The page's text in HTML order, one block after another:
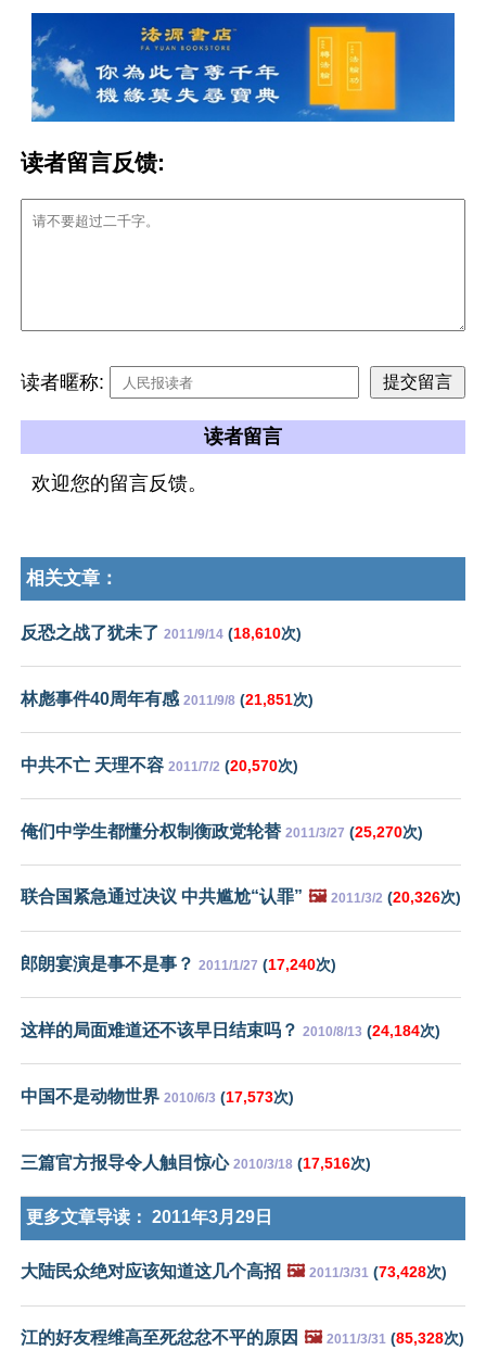
读者留言反馈:
读者暱称:
读者留言
欢迎您的留言反馈。
相关文章：
反恐之战了犹未了 2011/9/14 (18,610次)
林彪事件40周年有感 2011/9/8 (21,851次)
中共不亡 天理不容 2011/7/2 (20,570次)
俺们中学生都懂分权制衡政党轮替 2011/3/27 (25,270次)
联合国紧急通过决议 中共尴尬“认罪” 🖼️ 2011/3/2 (20,326次)
郎朗宴演是事不是事？ 2011/1/27 (17,240次)
这样的局面难道还不该早日结束吗？ 2010/8/13 (24,184次)
中国不是动物世界 2010/6/3 (17,573次)
三篇官方报导令人触目惊心 2010/3/18 (17,516次)
更多文章导读： 2011年3月29日
大陆民众绝对应该知道这几个高招 🖼️ 2011/3/31 (73,428次)
江的好友程维高至死忿忿不平的原因 🖼️ 2011/3/31 (85,328次)